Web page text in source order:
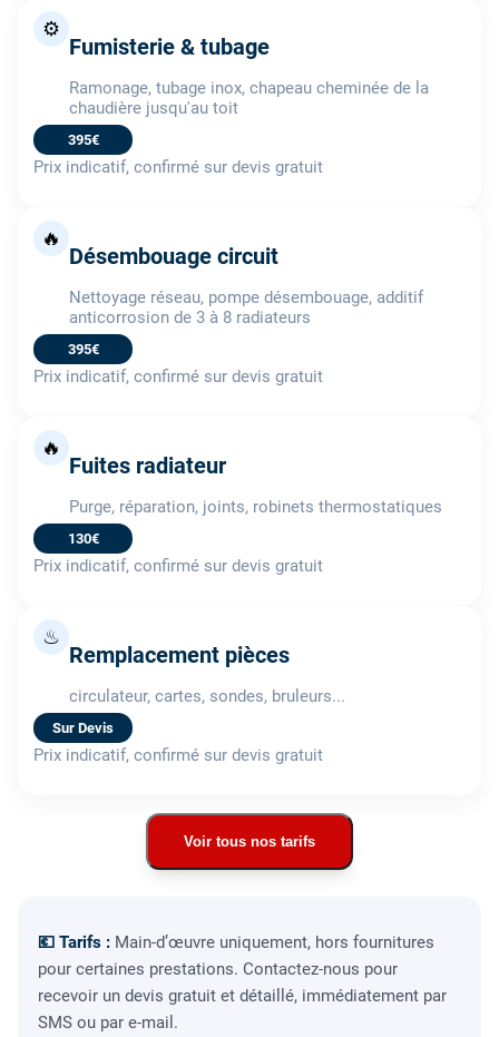
⚙️
Fumisterie & tubage
Ramonage, tubage inox, chapeau cheminée de la
chaudière jusqu'au toit
395€
Prix indicatif, confirmé sur devis gratuit
🔥
Désembouage circuit
Nettoyage réseau, pompe désembouage, additif
anticorrosion de 3 à 8 radiateurs
395€
Prix indicatif, confirmé sur devis gratuit
🔥
Fuites radiateur
Purge, réparation, joints, robinets thermostatiques
130€
Prix indicatif, confirmé sur devis gratuit
♨
Remplacement pièces
circulateur, cartes, sondes, bruleurs...
Sur Devis
Prix indicatif, confirmé sur devis gratuit
Voir tous nos tarifs
💶 Tarifs : Main-d’œuvre uniquement, hors fournitures
pour certaines prestations. Contactez-nous pour
recevoir un devis gratuit et détaillé, immédiatement par
SMS ou par e-mail.